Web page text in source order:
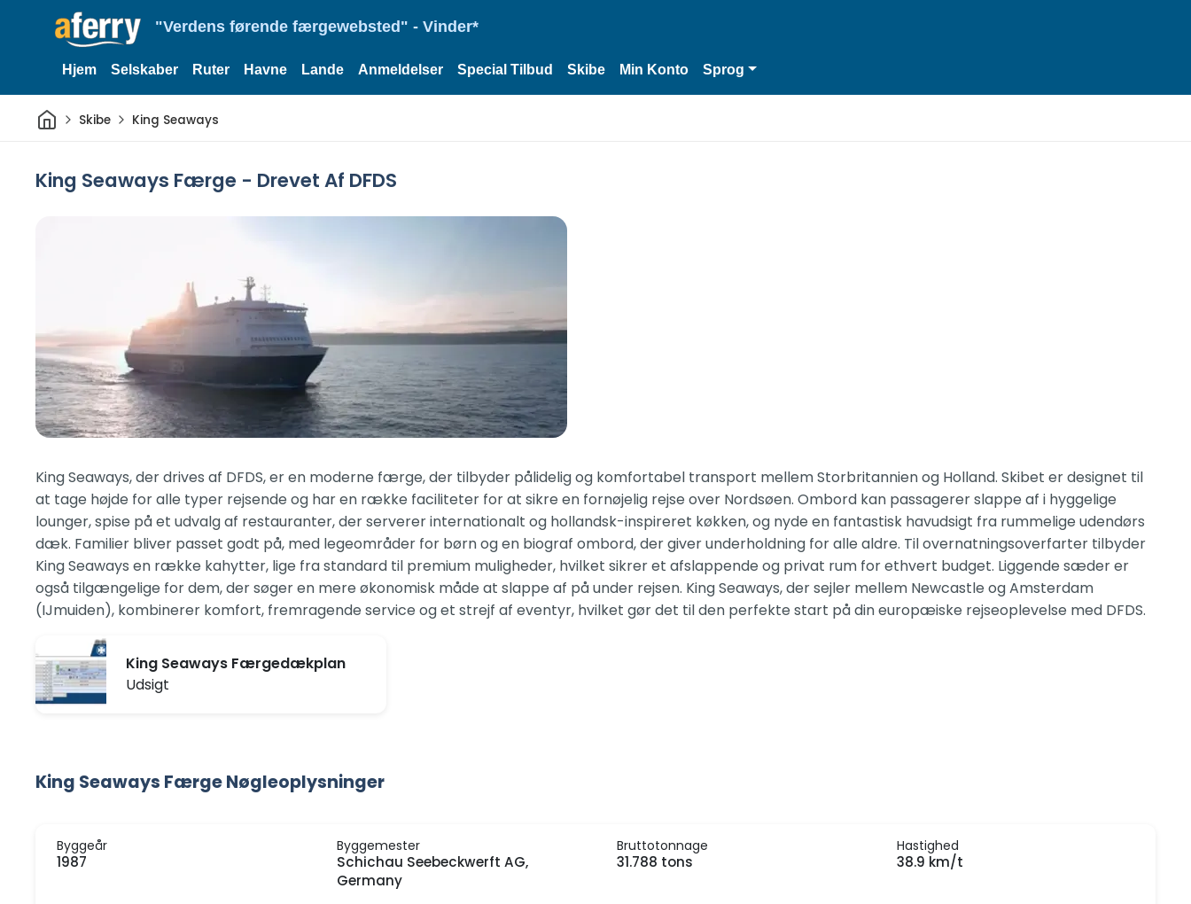
"Verdens førende færgewebsted" - Vinder*
Hjem Selskaber Ruter Havne Lande Anmeldelser Special Tilbud Skibe Min Konto Sprog
HjemSkibe King Seaways
King Seaways Færge - Drevet Af DFDS
King Seaways, der drives af DFDS, er en moderne færge, der tilbyder pålidelig og komfortabel transport mellem Storbritannien og Holland. Skibet er designet til
at tage højde for alle typer rejsende og har en række faciliteter for at sikre en fornøjelig rejse over Nordsøen. Ombord kan passagerer slappe af i hyggelige
lounger, spise på et udvalg af restauranter, der serverer internationalt og hollandsk-inspireret køkken, og nyde en fantastisk havudsigt fra rummelige udendørs
dæk. Familier bliver passet godt på, med legeområder for børn og en biograf ombord, der giver underholdning for alle aldre. Til overnatningsoverfarter tilbyder
King Seaways en række kahytter, lige fra standard til premium muligheder, hvilket sikrer et afslappende og privat rum for ethvert budget. Liggende sæder er
også tilgængelige for dem, der søger en mere økonomisk måde at slappe af på under rejsen. King Seaways, der sejler mellem Newcastle og Amsterdam
(IJmuiden), kombinerer komfort, fremragende service og et strejf af eventyr, hvilket gør det til den perfekte start på din europæiske rejseoplevelse med DFDS.
King Seaways Færgedækplan
Udsigt
King Seaways Færge Nøgleoplysninger
Byggeår
1987
Byggemester
Schichau Seebeckwerft AG,
Germany
Bruttotonnage
31.788 tons
Hastighed
38.9 km/t